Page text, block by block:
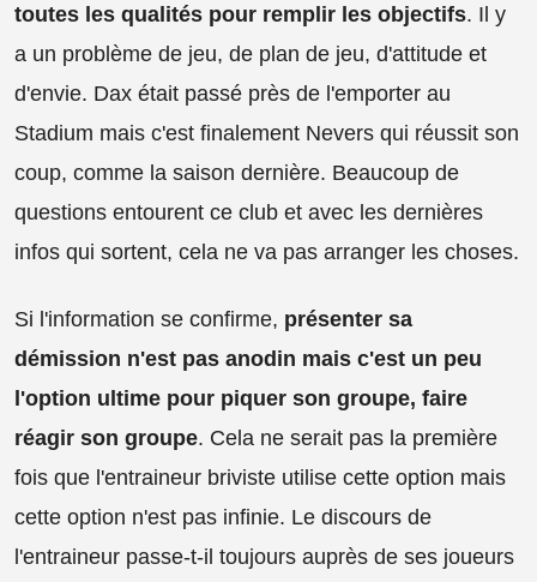
toutes les qualités pour remplir les objectifs. Il y
a un problème de jeu, de plan de jeu, d'attitude et
d'envie. Dax était passé près de l'emporter au
Stadium mais c'est finalement Nevers qui réussit son
coup, comme la saison dernière. Beaucoup de
questions entourent ce club et avec les dernières
infos qui sortent, cela ne va pas arranger les choses.
Si l'information se confirme, présenter sa
démission n'est pas anodin mais c'est un peu
l'option ultime pour piquer son groupe, faire
réagir son groupe. Cela ne serait pas la première
fois que l'entraineur briviste utilise cette option mais
cette option n'est pas infinie. Le discours de
l'entraineur passe-t-il toujours auprès de ses joueurs